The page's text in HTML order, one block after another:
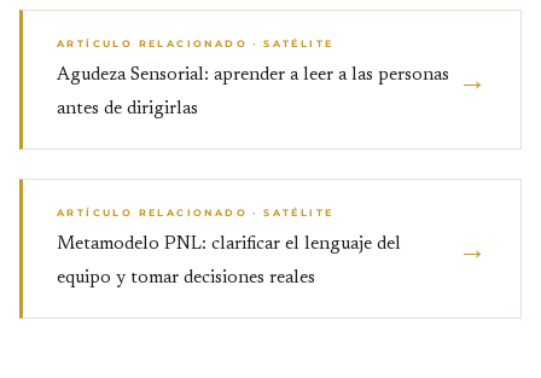
ARTÍCULO RELACIONADO · SATÉLITE
Agudeza Sensorial: aprender a leer a las personas
antes de dirigirlas
→
ARTÍCULO RELACIONADO · SATÉLITE
Metamodelo PNL: clarificar el lenguaje del
equipo y tomar decisiones reales
→